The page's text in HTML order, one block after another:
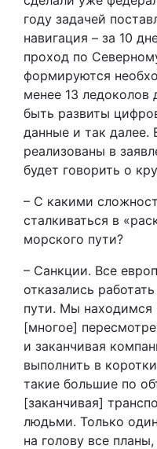
году задачей
навигация – за 10
проход по
формируются
менее 13
быть развиты
данные и так далее.
реализованы в
будет говорить о
– С какими
сталкиваться в
морского пути?
– Санкции. Все
отказались
пути. Мы находимся
[многое]
и заканчивая
выполнить в
такие большие по
[заканчивая]
людьми. Только
на голову все